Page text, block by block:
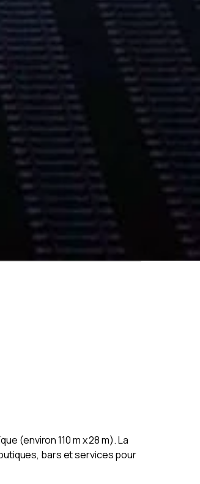
(environ 110 m x 28 m). La
bars et services pour